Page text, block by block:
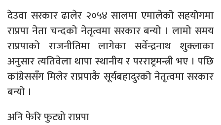
देउवा सरकार ढालेर २०५४ सालमा एमालेको सहयोगमा
राप्रपा नेता चन्दको नेतृत्वमा सरकार बन्यो । लामो समय
राप्रपाको राजनीतिमा लागेका सर्वेन्द्रनाथ शुक्लाका
अनुसार त्यतिवेला थापा स्थानीय र परराष्ट्रमन्त्री भए । पछि
कांग्रेससँग मिलेर राप्रपाकै सूर्यबहादुरको नेतृत्वमा सरकार
बन्यो ।
अनि फेरि फुट्यो राप्रपा